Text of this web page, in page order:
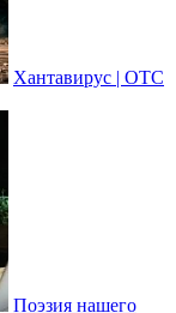
Хантавирус | ОТС
Поэзия нашего